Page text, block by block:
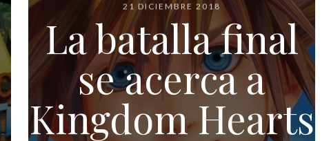
21 DICIEMBRE 2018
La batalla final
se acerca a
Kingdom Hearts